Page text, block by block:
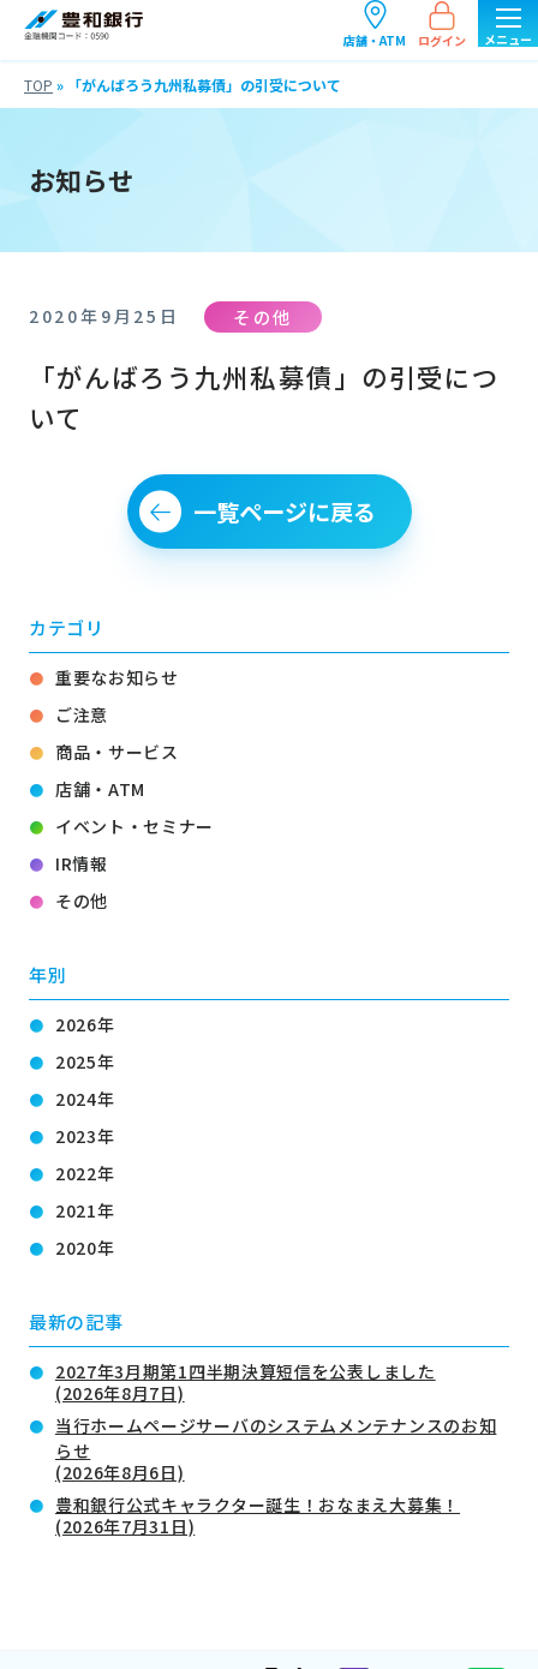
店舗・ATM ログイン
TOP » 「がんばろう九州私募債」の引受について
お知らせ
2020年9月25日 その他
「がんばろう九州私募債」の引受につ
いて
一覧ページに戻る
カテゴリ
重要なお知らせ
ご注意
商品・サービス
店舗・ATM
イベント・セミナー
IR情報
その他
年別
2026年
2025年
2024年
2023年
2022年
2021年
2020年
最新の記事
2027年3月期第1四半期決算短信を公表しました
(2026年8月7日)
当行ホームページサーバのシステムメンテナンスのお知
らせ
(2026年8月6日)
豊和銀行公式キャラクター誕生！おなまえ大募集！
(2026年7月31日)